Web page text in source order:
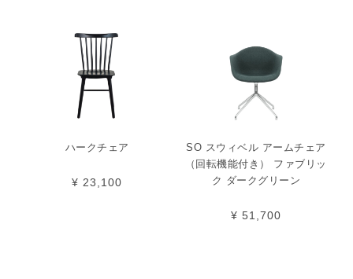
ハークチェア
¥ 23,100
SO スウィベル アームチェア
（回転機能付き） ファブリッ
ク ダークグリーン
¥ 51,700